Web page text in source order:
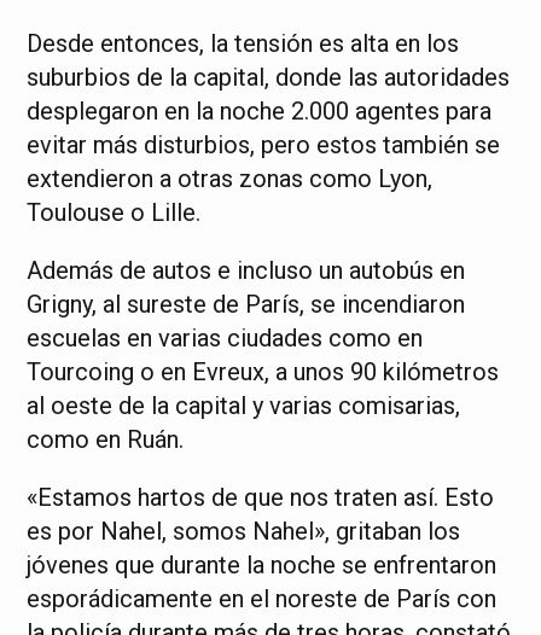
Desde entonces, la tensión es alta en los
suburbios de la capital, donde las autoridades
desplegaron en la noche 2.000 agentes para
evitar más disturbios, pero estos también se
extendieron a otras zonas como Lyon,
Toulouse o Lille.
Además de autos e incluso un autobús en
Grigny, al sureste de París, se incendiaron
escuelas en varias ciudades como en
Tourcoing o en Evreux, a unos 90 kilómetros
al oeste de la capital y varias comisarias,
como en Ruán.
«Estamos hartos de que nos traten así. Esto
es por Nahel, somos Nahel», gritaban los
jóvenes que durante la noche se enfrentaron
esporádicamente en el noreste de París con